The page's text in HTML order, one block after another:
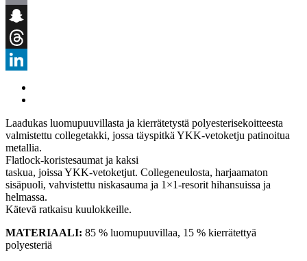
Email
Snapchat
Threads
Laadukas luomupuuvillasta ja kierrätetystä polyesterisekoitteesta
valmistettu collegetakki, jossa täyspitkä YKK-vetoketju patinoitua
metallia.
Flatlock-koristesaumat ja kaksi
taskua, joissa YKK-vetoketjut. Collegeneulosta, harjaamaton
sisäpuoli, vahvistettu niskasauma ja 1×1-resorit hihansuissa ja
helmassa.
Kätevä ratkaisu kuulokkeille.
MATERIAALI: 85 % luomupuuvillaa, 15 % kierrätettyä
polyesteriä